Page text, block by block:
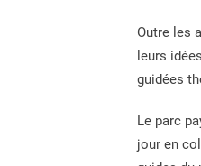
Outre les
leurs
guidées
Le parc
jour en